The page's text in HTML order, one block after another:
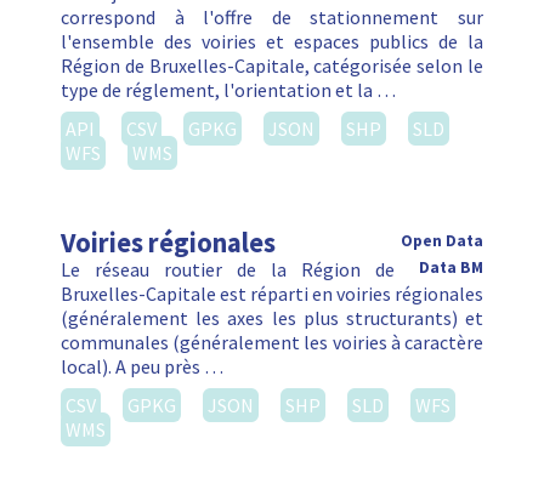
correspond à l'offre de stationnement sur
l'ensemble des voiries et espaces publics de la
Région de Bruxelles-Capitale, catégorisée selon le
type de réglement, l'orientation et la …
API
CSV GPKG JSON SHP
SLD
WFS
WMS
Voiries régionales
Open Data
Data BM
Le réseau routier de la Région de
Bruxelles-Capitale est réparti en voiries régionales
(généralement les axes les plus structurants) et
communales (généralement les voiries à caractère
local). A peu près …
CSV
GPKG JSON SHP SLD
WFS
WMS